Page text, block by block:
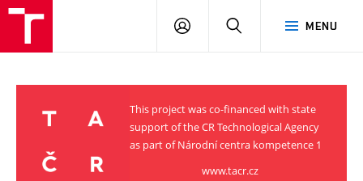
MENU
LOG
SEARCH
This project was co-financed with state
support of the CR Technological Agency
as part of Národní centra kompetence 1
www.tacr.cz